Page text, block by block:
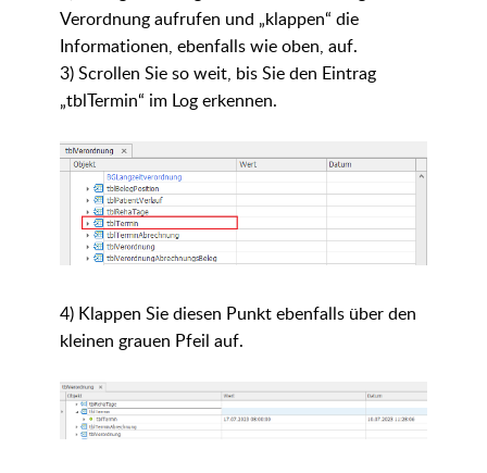
Verordnung aufrufen und „klappen“ die
Informationen, ebenfalls wie oben, auf.
3) Scrollen Sie so weit, bis Sie den Eintrag
„tblTermin“ im Log erkennen.
4) Klappen Sie diesen Punkt ebenfalls über den
kleinen grauen Pfeil auf.